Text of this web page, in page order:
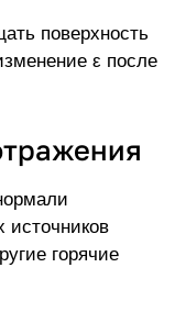
поверхность
ε после
источников
горячие